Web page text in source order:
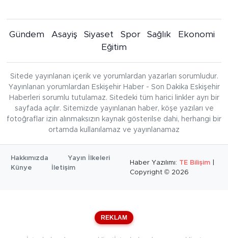
Gündem Asayiş Siyaset Spor Sağlık
Ekonomi
Eğitim
Sitede yayınlanan içerik ve yorumlardan yazarları sorumludur.
Yayınlanan yorumlardan Eskişehir Haber - Son Dakika Eskişehir
Haberleri sorumlu tutulamaz. Sitedeki tüm harici linkler ayrı bir
sayfada açılır. Sitemizde yayınlanan haber, köşe yazıları ve
fotoğraflar izin alınmaksızın kaynak gösterilse dahi, herhangi bir
ortamda kullanılamaz ve yayınlanamaz
Hakkımızda
Yayın İlkeleri
Künye
İletişim
Haber Yazılımı: TE Bilişim
Copyright © 2026
REKLAM